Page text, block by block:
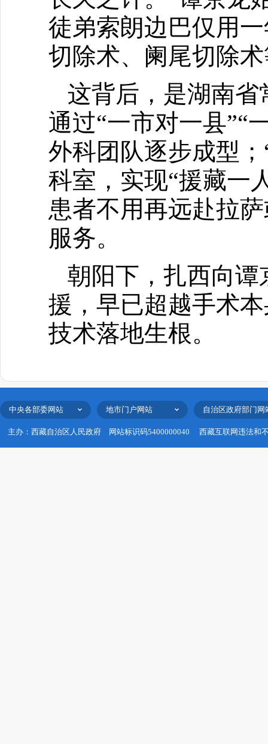
徒弟索朗边巴仅用
切除术、阑尾切除
这背后，是湖南省
通过“一市对一县”“
外科团队逐步成型
科室，实现“援藏一
患者不用再远赴拉
服务。
朝阳下，扎西向
援，早已超越手术
技术落地生根。
中央各部委网站 地市门户网站 自治区政府部门网
主办：西藏自治区人民政府 网站标识码5400000040 西藏互联网违法和